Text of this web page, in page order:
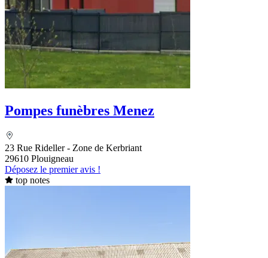
Pompes funèbres Menez
23 Rue Rideller - Zone de Kerbriant
29610 Plouigneau
Déposez le premier avis !
top notes